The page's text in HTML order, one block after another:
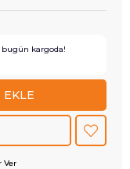
bugün kargoda!
Ver